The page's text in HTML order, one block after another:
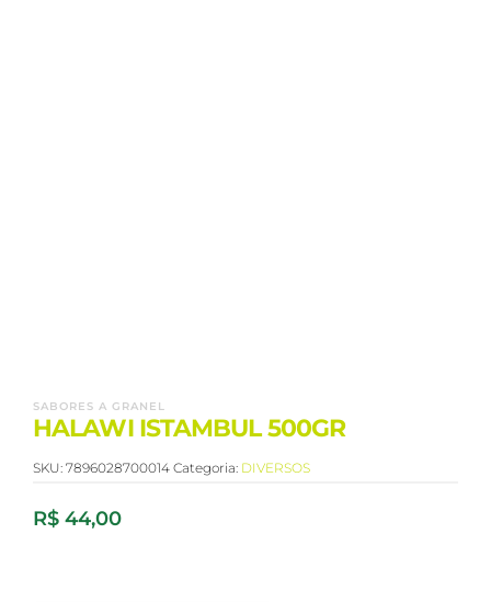
SABORES A GRANEL
HALAWI ISTAMBUL 500GR
SKU: 7896028700014 Categoria: DIVERSOS
R$ 44,00